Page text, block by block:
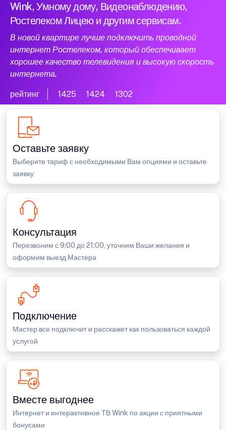
Wink, Умному дому, Видеонаблюдению,
Ростелеком Лицею и другим сервисам.
В новой квартире лучше подключить проводной
интернет Ростелеком, который обеспечивает
хорошее качество телевидения и высокую скорость
интернета.
рейтинг 1425 1424 1302
Оставьте заявку
Выберите тариф с необходимыми Вам опциями и оставьте
заявку
Консультация
Перезвоним с 9:00 до 21:00, уточним Ваши желания и
оформим выезд Мастера
Подключение
Мастер все подключит и расскажет как пользоваться каждой
услугой
Вместе выгоднее
Интернет и интерактивное ТВ Wink по акции с приятными
бонусами